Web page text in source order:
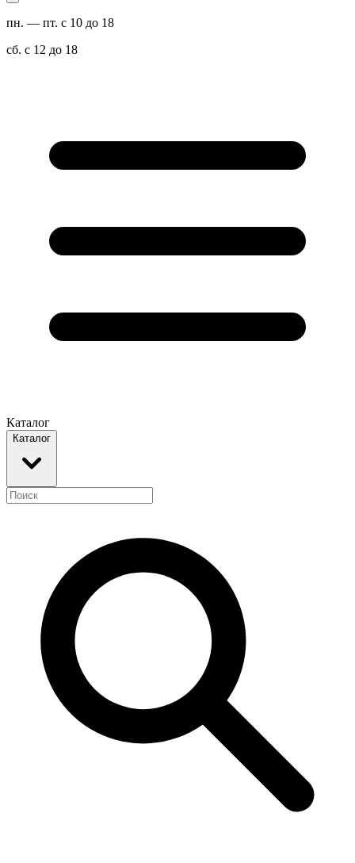
пн. — пт. с 10 до 18
сб. с 12 до 18
Каталог
Каталог